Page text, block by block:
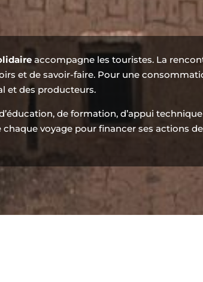
accompagne les touristes. La
et de savoir-faire. Pour une
et des producteurs.
de formation, d’appui
voyage pour financer ses actions de